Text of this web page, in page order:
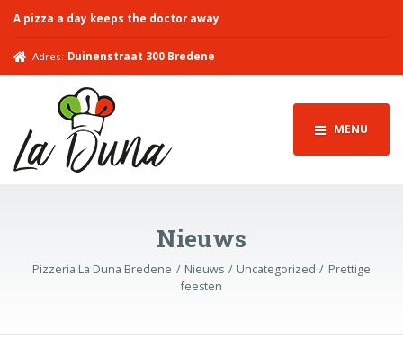
A pizza a day keeps the doctor away
Adres: Duinenstraat 300 Bredene
MENU
Nieuws
Pizzeria La Duna Bredene Nieuws Uncategorized
Prettige
feesten